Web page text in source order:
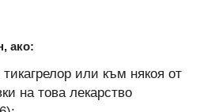
ако:
или към някоя от
на това лекарство